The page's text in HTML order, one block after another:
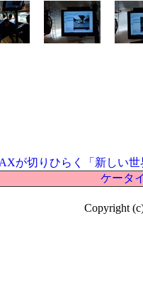
が切りひらく「新しい世
ケータ
Copyright